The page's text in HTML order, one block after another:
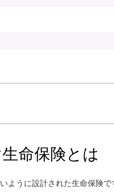
命保険とは
ように設計された生命保険で